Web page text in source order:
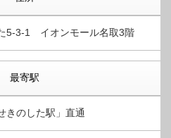
5-3-1 イオンモール名取3階
最寄駅
きのした駅」直通